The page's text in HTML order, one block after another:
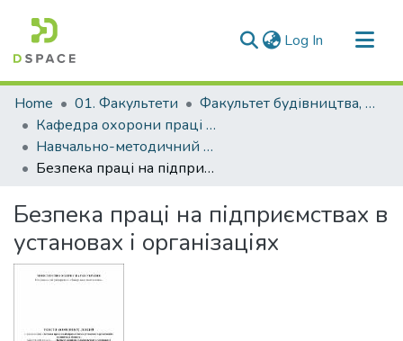
Log In (current)
Communities & Collections
All of DSpace
Statistics
Home 01. Факультети
Факультет будівництва, архітектури та дизайну
Кафедра охорони праці і навколишнього середовища (Кафедра ОП і НС)
Навчально-методичний комплекс дисциплін кафедри ОП і НС
Безпека праці на підприємствах в установах і організаціях
Безпека праці на підприємствах в
установах і організаціях